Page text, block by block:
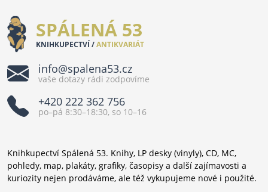
SPÁLENÁ 53
KNIHKUPECTVÍ /ANTIKVARIÁT
info@spalena53.cz
vaše dotazy rádi zodpovíme
+420 222 362 756
po–pá 8:30–18:30, so 10–16
Knihkupectví Spálená 53. Knihy, LP desky (vinyly), CD, MC,
pohledy, map, plakáty, grafiky, časopisy a další zajímavosti a
kuriozity nejen prodáváme, ale též vykupujeme nové i použité.